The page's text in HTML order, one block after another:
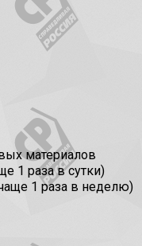
материалов
1 раза в сутки)
1 раза в неделю)